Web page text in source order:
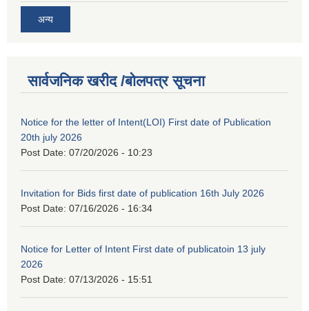
अन्य
सार्वजनिक खरीद /बोलपत्र सूचना
Notice for the letter of Intent(LOI) First date of Publication
20th july 2026
Post Date: 07/20/2026 - 10:23
Invitation for Bids first date of publication 16th July 2026
Post Date: 07/16/2026 - 16:34
Notice for Letter of Intent First date of publicatoin 13 july
2026
Post Date: 07/13/2026 - 15:51